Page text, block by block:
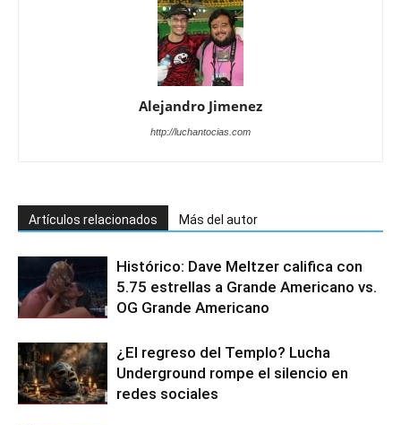
Alejandro Jimenez
http://luchantocias.com
Artículos relacionados Más del autor
Histórico: Dave Meltzer califica con
5.75 estrellas a Grande Americano vs.
OG Grande Americano
¿El regreso del Templo? Lucha
Underground rompe el silencio en
redes sociales